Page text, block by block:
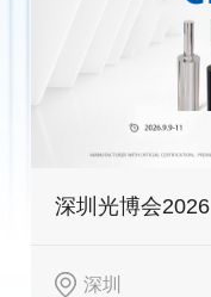
深圳光博会2026
深圳